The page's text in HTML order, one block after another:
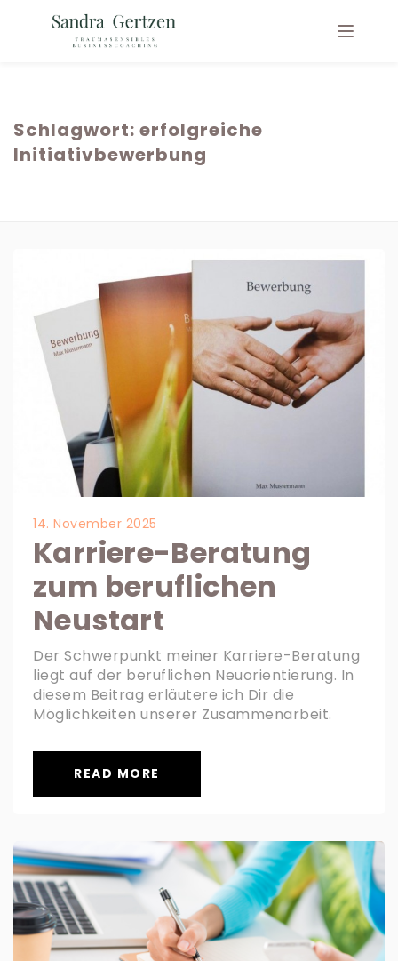
Schlagwort: erfolgreiche
Initiativbewerbung
14. November 2025
Karriere-Beratung
zum beruflichen
Neustart
Der Schwerpunkt meiner Karriere-Beratung
liegt auf der beruflichen Neuorientierung. In
diesem Beitrag erläutere ich Dir die
Möglichkeiten unserer Zusammenarbeit.
READ MORE